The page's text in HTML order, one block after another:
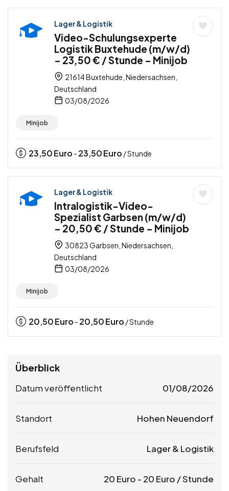
Lager & Logistik
Video-Schulungsexperte
Logistik Buxtehude (m/w/d)
– 23,50 € / Stunde – Minijob
21614 Buxtehude, Niedersachsen,
Deutschland
03/08/2026
Minijob
23,50Euro - 23,50Euro / Stunde
Lager & Logistik
Intralogistik-Video-
Spezialist Garbsen (m/w/d)
– 20,50 € / Stunde – Minijob
30823 Garbsen, Niedersachsen,
Deutschland
03/08/2026
Minijob
20,50Euro - 20,50Euro / Stunde
Überblick
Datum veröffentlicht 01/08/2026
Standort Hohen Neuendorf
Berufsfeld Lager & Logistik
Gehalt 20 Euro - 20 Euro / Stunde